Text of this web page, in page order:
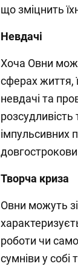
що зміцнить
Невдачі
Хоча Овни
сферах життя,
невдачі та
імпульсивних
Творча криза
Овни можуть
роботи чи
сумніви у